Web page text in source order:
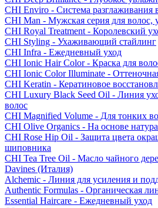
CHI Enviro - Система разглаживания
CHI Man - Мужская серия для волос,
CHI Royal Treatment - Королевский
CHI Styling - Ухаживающий стайлинг
CHI Infra - Ежедневный уход
CHI Ionic Hair Color - Краска для
CHI Ionic Color Illuminate -
CHI Keratin - Кератиновое
CHI Luxury Black Seed Oil - Линия
волос
CHI Magnified Volume - Для тонких
CHI Olive Organics - На основе
CHI Rose Hip Oil - Защита цвета
шиповника
CHI Tea Tree Oil - Масло чайного
Davines (Италия)
Alchemic - Линия для усиления и
Authentic Formulas - Органическая
Essential Haircare - Eжедневный уход